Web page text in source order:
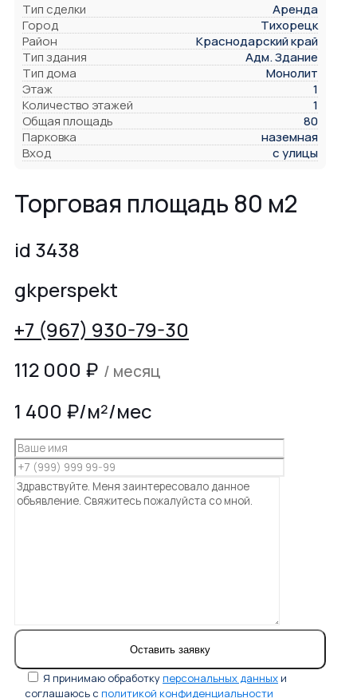
Тип сделки
Аренда
Город
Тихорецк
Район
Краснодарский край
Тип здания
Адм. Здание
Тип дома
Монолит
Этаж
1
Количество этажей
1
Общая площадь
80
Парковка
наземная
Вход
с улицы
Торговая площадь 80 м2
id 3438
gkperspekt
+7 (967) 930-79-30
112 000 ₽ / месяц
1 400 ₽/м²/мес
Я принимаю обработкуперсональных данных и
соглашаюсь с политикой конфиденциальности